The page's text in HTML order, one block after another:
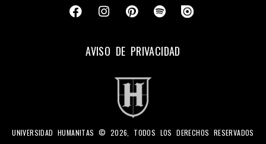
AVISO DE PRIVACIDAD
UNIVERSIDAD HUMANITAS © 2026, TODOS LOS DERECHOS RESERVADOS